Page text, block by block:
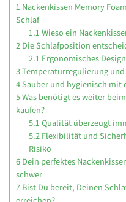
1 Nackenkissen Memory
Schlaf
1.1 Wieso ein
2 Die Schlafposition
2.1 Ergonomisches
3Temperaturregulierung
4Sauber und hygienisch mit
5Was benötigt es weiter
kaufen?
5.1 Qualität überzeugt
5.2 Flexibilität und
Risiko
6 Dein perfektes
schwer
7 Bist Du bereit, Deinen